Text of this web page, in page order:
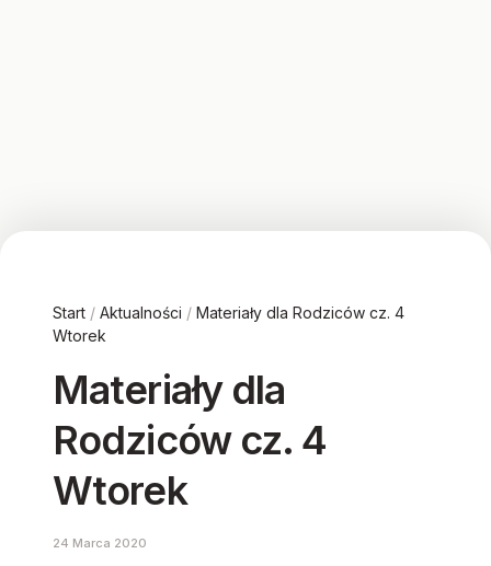
Start / Aktualności / Materiały dla Rodziców cz. 4
Wtorek
Materiały dla
Rodziców cz. 4
Wtorek
24 Marca 2020